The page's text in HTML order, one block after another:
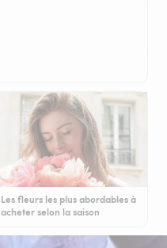
Les fleurs les plus abordables à
acheter selon la saison